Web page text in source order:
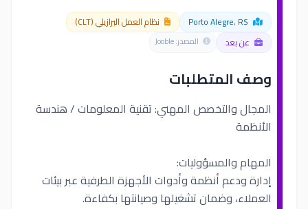
نظام العمل البرازيلي (CLT)
عن بعد
المصدر: Jooble
وصف المتطلبات
المجال والتخصص المهني: تقنية المعلومات / هندسة
الأنظمة
المهام والمسؤوليات:
إدارة ودعم أنظمة وأدوات الأجهزة الطرفية عبر بيئات
العملاء، وضمان تشغيلها وصيانتها بكفاءة.